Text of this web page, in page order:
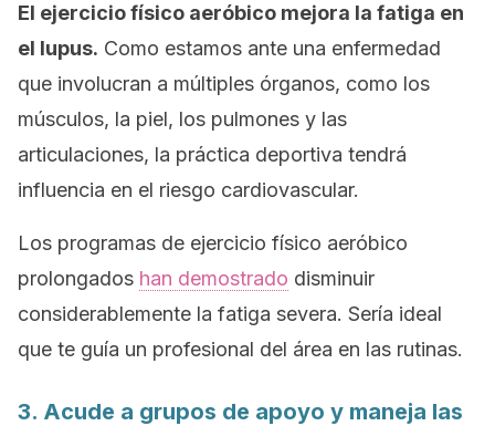
El ejercicio físico aeróbico mejora la fatiga en
el lupus. Como estamos ante una enfermedad
que involucran a múltiples órganos, como los
músculos, la piel, los pulmones y las
articulaciones, la práctica deportiva tendrá
influencia en el riesgo cardiovascular.
Los programas de ejercicio físico aeróbico
prolongados han demostrado disminuir
considerablemente la fatiga severa. Sería ideal
que te guía un profesional del área en las rutinas.
3. Acude a grupos de apoyo y maneja las